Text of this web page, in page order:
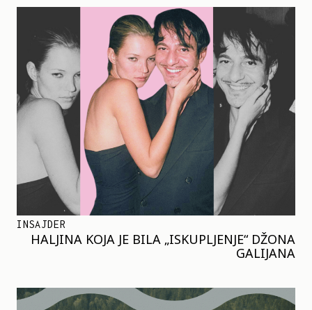
INSAJDER
HALJINA KOJA JE BILA „ISKUPLJENJE“ DŽONA
GALIJANA